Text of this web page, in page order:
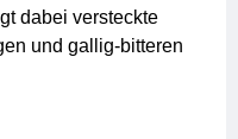
dabei versteckte
und gallig-bitteren